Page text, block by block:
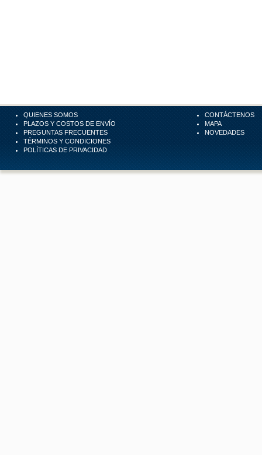
QUIENES SOMOS
PLAZOS Y COSTOS DE ENVÍO
PREGUNTAS FRECUENTES
TÉRMINOS Y CONDICIONES
POLÍTICAS DE PRIVACIDAD
CONTÁCTENOS
MAPA
NOVEDADES